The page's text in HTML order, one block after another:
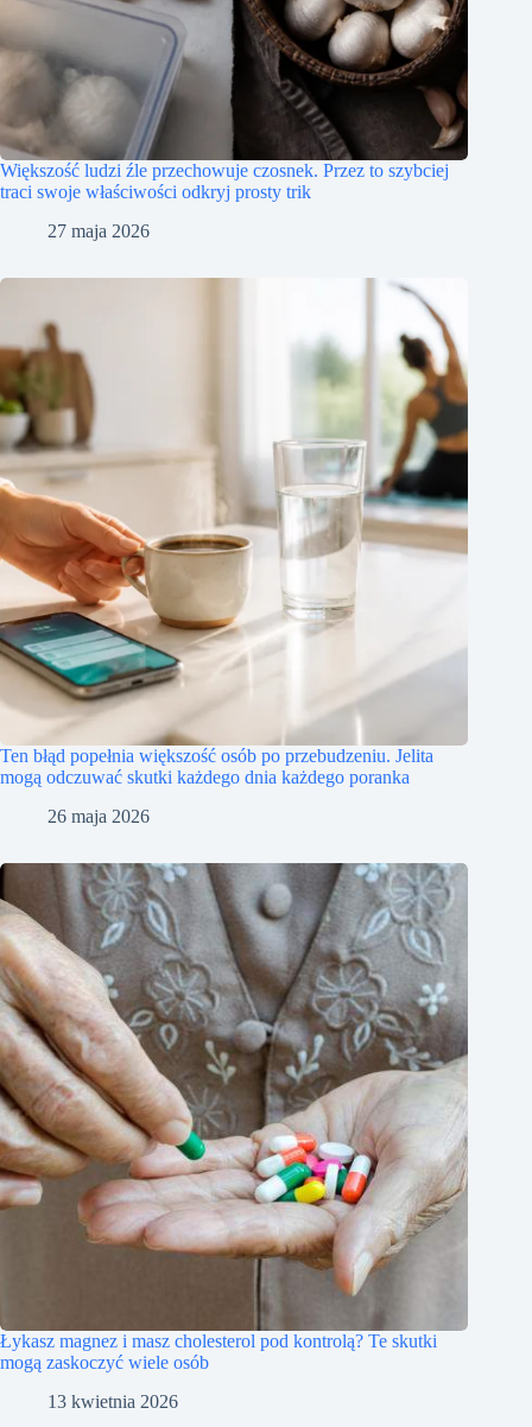
Większość ludzi źle przechowuje czosnek. Przez to szybciej
traci swoje właściwości odkryj prosty trik
27 maja 2026
Ten błąd popełnia większość osób po przebudzeniu. Jelita
mogą odczuwać skutki każdego dnia każdego poranka
26 maja 2026
Łykasz magnez i masz cholesterol pod kontrolą? Te skutki
mogą zaskoczyć wiele osób
13 kwietnia 2026